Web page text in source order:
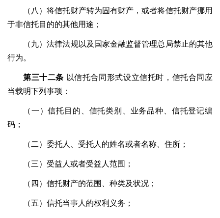
（八）将信托财产转为固有财产，或者将信托财产挪用
于非信托目的的其他用途；
（九）法律法规以及国家金融监督管理总局禁止的其他
行为。
第三十二条 以信托合同形式设立信托时，信托合同应
当载明下列事项：
（一）信托目的、信托类别、业务品种、信托登记编
码；
（二）委托人、受托人的姓名或者名称、住所；
（三）受益人或者受益人范围；
（四）信托财产的范围、种类及状况；
（五）信托当事人的权利义务；